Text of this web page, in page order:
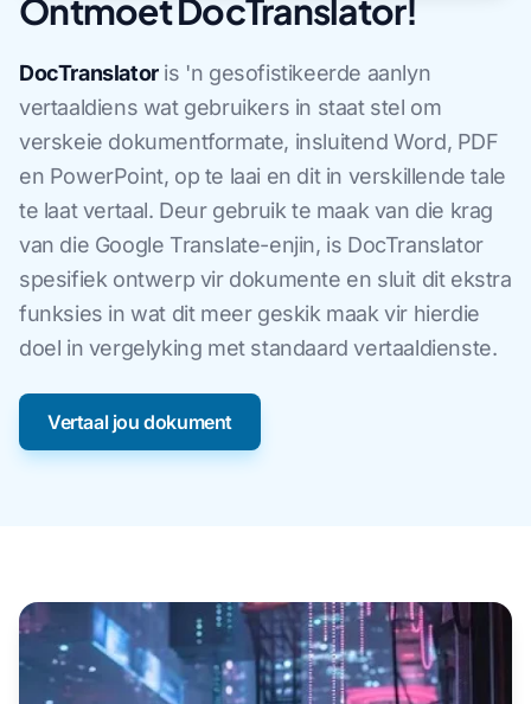
Ontmoet DocTranslator!
DocTranslatoris 'n gesofistikeerde aanlyn
vertaaldiens wat gebruikers in staat stel om
verskeie dokumentformate, insluitend Word, PDF
en PowerPoint, op te laai en dit in verskillende tale
te laat vertaal. Deur gebruik te maak van die krag
van die Google Translate-enjin, is DocTranslator
spesifiek ontwerp vir dokumente en sluit dit ekstra
funksies in wat dit meer geskik maak vir hierdie
doel in vergelyking met standaard vertaaldienste.
Vertaal jou dokument